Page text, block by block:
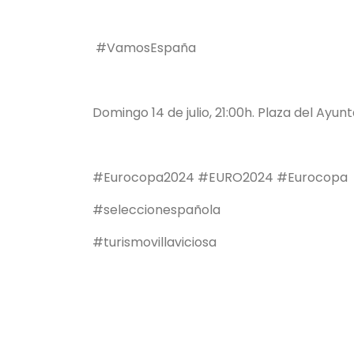
#VamosEspaña
Domingo 14 de julio, 21:00h. Plaza del
#Eurocopa2024 #EURO2024 #Eurocopa
#seleccionespañola
#turismovillaviciosa